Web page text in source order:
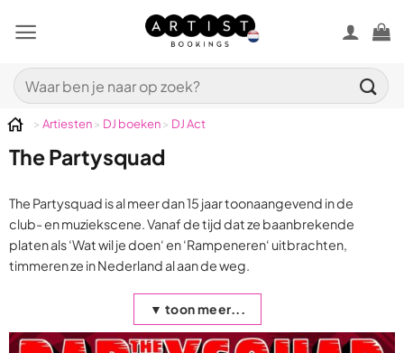
naar
Zoeken
naar:
> Artiesten> DJ boeken> DJ Act
The Partysquad
The Partysquad is al meer dan 15 jaar toonaangevend in de
club- en muziekscene. Vanaf de tijd dat ze baanbrekende
platen als ‘Wat wil je doen‘ en ‘Rampeneren‘ uitbrachten,
timmeren ze in Nederland al aan de weg.
▼ toon meer...